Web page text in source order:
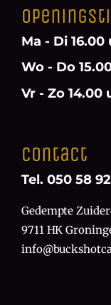
Ma - Di 16.00
Wo - Do
Vr - Zo 14.00
Contact
Tel. 050 58
Gedempte
9711 HK